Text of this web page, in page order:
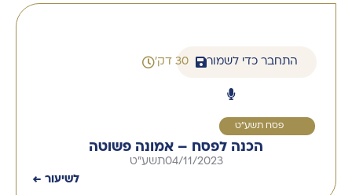
התחבר כדי לשמור 30 דק'
פסח תשע''ט
הכנה לפסח – אמונה פשוטה
04/11/2023תשע"ט
לשיעור ←